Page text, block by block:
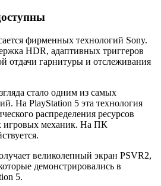
фирменных технологий Sony.
HDR, адаптивных триггеров
отдачи гарнитуры и отслеживания
стало одним из самых
На PlayStation 5 эта технология
распределения ресурсов
игровых механик. На ПК
великолепный экран PSVR2,
демонстрировались в
5.